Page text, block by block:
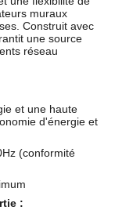
muraux
Construit avec
une source
réseau
et une haute
d'énergie et
(conformité
: